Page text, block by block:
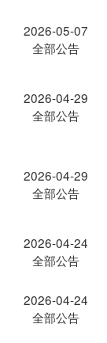
2026-05-07
全部公告
2026-04-29
全部公告
2026-04-29
全部公告
2026-04-24
全部公告
2026-04-24
全部公告